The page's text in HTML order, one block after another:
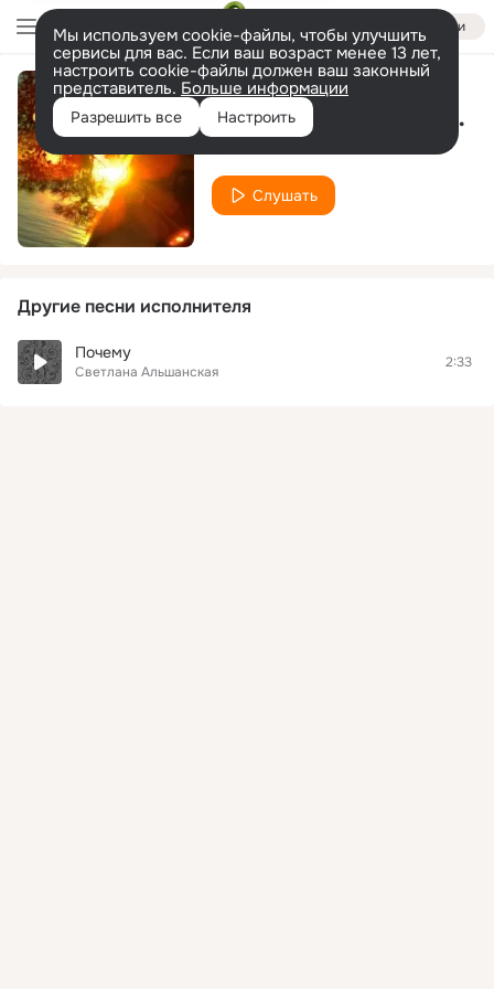
Войти
Мы используем cookie-файлы, чтобы улучшить
сервисы для вас. Если ваш возраст менее 13 лет,
настроить cookie-файлы должен ваш законный
представитель. Больше информации
Разрешить все Настроить На берегу лазурном
Слушать
Другие песни исполнителя
Почему
Светлана Альшанская
2:33